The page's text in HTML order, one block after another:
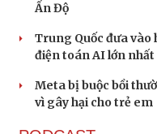
Ấn Độ
Trung Quốc đưa vào
điện toán AI lớn nhất
Meta bị buộc bồi
vì gây hại cho trẻ em